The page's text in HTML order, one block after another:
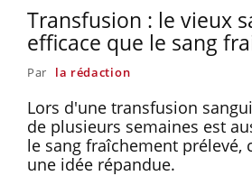
Transfusion : le vieux
efficace que le sang
Par la rédaction
Lors d'une transfusion
de plusieurs semaines est
le sang fraîchement prélevé,
une idée répandue.